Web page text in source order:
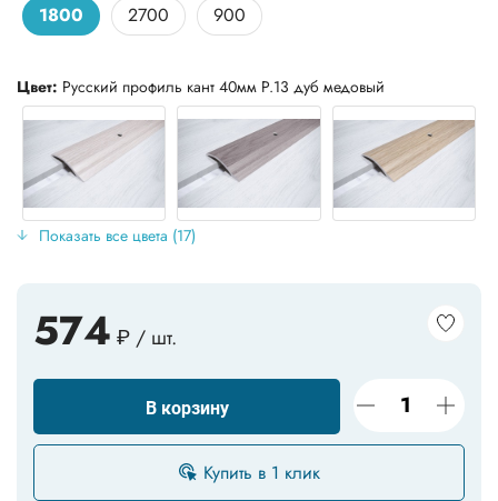
1800 2700 900
Цвет: Русский профиль кант 40мм Р.13 дуб медовый
Показать все цвета (17)
574 ₽ / шт.
В корзину
Купить в 1 клик